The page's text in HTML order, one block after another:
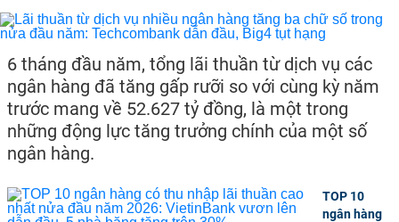
6 tháng đầu năm, tổng lãi thuần từ dịch vụ các
ngân hàng đã tăng gấp rưỡi so với cùng kỳ năm
trước mang về 52.627 tỷ đồng, là một trong
những động lực tăng trưởng chính của một số
ngân hàng.
TOP 10
ngân hàng